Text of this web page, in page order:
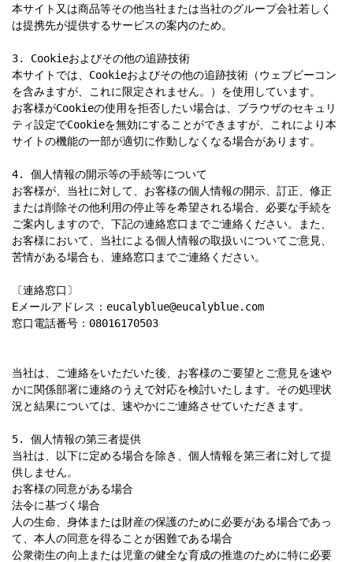
本サイト又は商品等その他当社または当社のグループ会社若しく
は提携先が提供するサービスの案内のため。
3. Cookieおよびその他の追跡技術
本サイトでは、Cookieおよびその他の追跡技術（ウェブビーコン
を含みますが、これに限定されません。）を使用しています。
お客様がCookieの使用を拒否したい場合は、ブラウザのセキュリ
ティ設定でCookieを無効にすることができますが、これにより本
サイトの機能の一部が適切に作動しなくなる場合があります。
4. 個人情報の開示等の手続等について
お客様が、当社に対して、お客様の個人情報の開示、訂正、修正
または削除その他利用の停止等を希望される場合、必要な手続を
ご案内しますので、下記の連絡窓口までご連絡ください。また、
お客様において、当社による個人情報の取扱いについてご意見、
苦情がある場合も、連絡窓口までご連絡ください。
〔連絡窓口〕
Eメールアドレス：eucalyblue@eucalyblue.com
窓口電話番号：08016170503
当社は、ご連絡をいただいた後、お客様のご要望とご意見を速や
かに関係部署に連絡のうえで対応を検討いたします。その処理状
況と結果については、速やかにご連絡させていただきます。
5. 個人情報の第三者提供
当社は、以下に定める場合を除き、個人情報を第三者に対して提
供しません。
お客様の同意がある場合
法令に基づく場合
人の生命、身体または財産の保護のために必要がある場合であっ
て、本人の同意を得ることが困難である場合
公衆衛生の向上または児童の健全な育成の推進のために特に必要